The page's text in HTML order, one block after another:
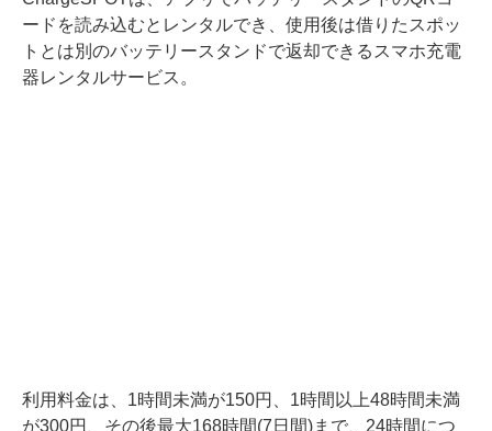
ードを読み込むとレンタルでき、使用後は借りたスポッ
トとは別のバッテリースタンドで返却できるスマホ充電
器レンタルサービス。
利用料金は、1時間未満が150円、1時間以上48時間未満
が300円、その後最大168時間(7日間)まで、24時間につ